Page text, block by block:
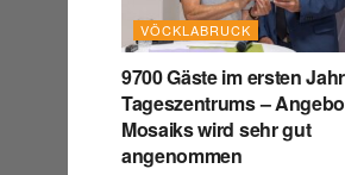
VÖCKLABRUCK
9700 Gäste im ersten
Tageszentrums –
Mosaiks wird sehr gut
angenommen